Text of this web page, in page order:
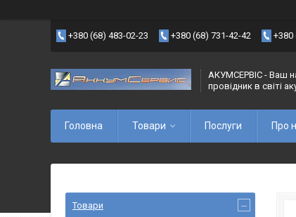
+380 (68) 483-02-23 +380 (68) 731-42-42 +380
АКУМСЕРВІС - Ваш
провідник в світі
Головна Товари Послуги Про
Товари